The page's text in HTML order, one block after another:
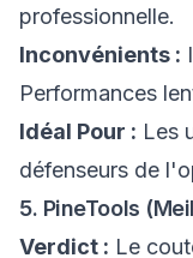
professionnelle.
Inconvénients :
Performances
Idéal Pour : Les
défenseurs de
5. PineTools
Verdict : Le